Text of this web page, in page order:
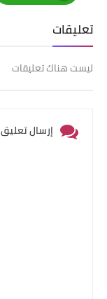
Whatsapp
تعليقات
ليست هناك تعليقات
إرسال تعليق